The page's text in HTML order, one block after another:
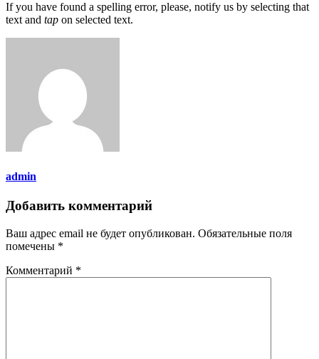
If you have found a spelling error, please, notify us by selecting that
text and tap on selected text.
admin
Добавить комментарий
Ваш адрес email не будет опубликован. Обязательные поля
помечены *
Комментарий *